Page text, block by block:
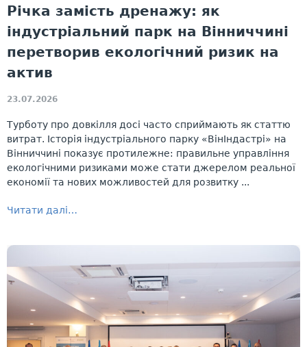
23.07.2026
Річка замість дренажу: як
індустріальний парк на Вінниччині
перетворив екологічний ризик на
актив
Турботу про довкілля досі часто сприймають як статтю
витрат. Історія індустріального парку «ВінІндастрі» на
Вінниччині показує протилежне: правильне управління
екологічними ризиками може стати джерелом реальної
економії та нових можливостей для розвитку ...
Читати далі…